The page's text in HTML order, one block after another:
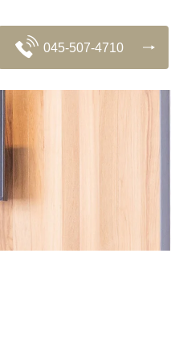
045-507-4710